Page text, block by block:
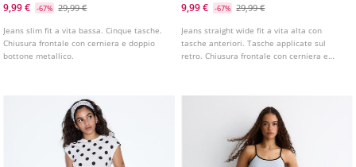
9,99 €
-67% 29,99 €
Jeans slim fit a vita bassa. Cinque tasche.
Chiusura frontale con cerniera e doppio
bottone metallico.
9,99 €
-67% 29,99 €
Jeans straight wide fit a vita alta con
tasche anteriori. Tasche applicate sul
retro. Chiusura frontale con cerniera e
ampia.